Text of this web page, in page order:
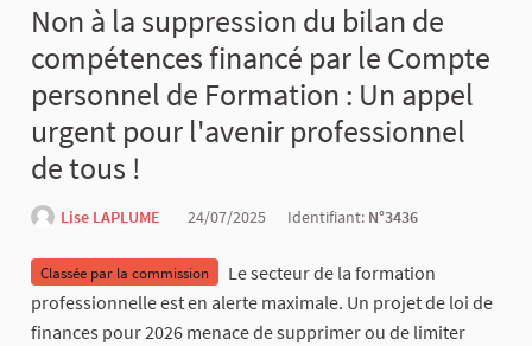
Non à la suppression du bilan de
compétences financé par le Compte
personnel de Formation : Un appel
urgent pour l'avenir professionnel
de tous !
Lise LAPLUME 24/07/2025 Identifiant: N°3436
Classée par la commission
Le secteur de la formation
professionnelle est en alerte maximale. Un projet de loi de
finances pour 2026 menace de supprimer ou de limiter